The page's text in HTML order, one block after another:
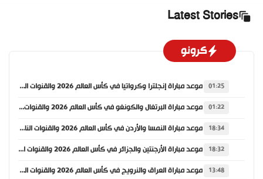
Latest Stories
كرونو
01:25 موعد مباراة إنجلترا وكرواتيا في كأس العالم 2026 والقنوات الناقلة
01:22 موعد مباراة البرتغال والكونغو في كأس العالم 2026 والقنوات الناقلة
18:34 موعد مباراة النمسا والأردن في كأس العالم 2026 والقنوات الناقلة
18:32 موعد مباراة الأرجنتين والجزائر في كأس العالم 2026 والقنوات الناقلة
13:48 موعد مباراة العراق والنرويج في كأس العالم 2026 والقنوات الناقلة